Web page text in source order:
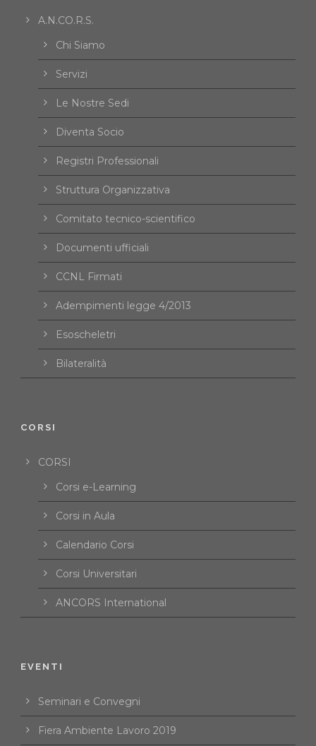
A.N.CO.R.S.
Chi Siamo
Servizi
Le Nostre Sedi
Diventa Socio
Registri Professionali
Struttura Organizzativa
Comitato tecnico-scientifico
Documenti ufficiali
CCNL Firmati
Adempimenti legge 4/2013
Esoscheletri
Bilateralità
CORSI
CORSI
Corsi e-Learning
Corsi in Aula
Calendario Corsi
Corsi Universitari
ANCORS International
EVENTI
Seminari e Convegni
Fiera Ambiente Lavoro 2019